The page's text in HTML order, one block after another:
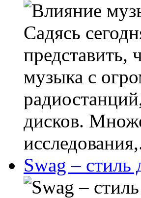
Садясь
представить,
музыка с
дисков.
Swag – стиль